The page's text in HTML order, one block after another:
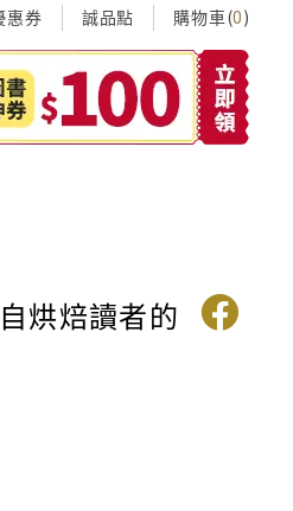
惠券 誠品點 購物車(0)
烘焙讀者的